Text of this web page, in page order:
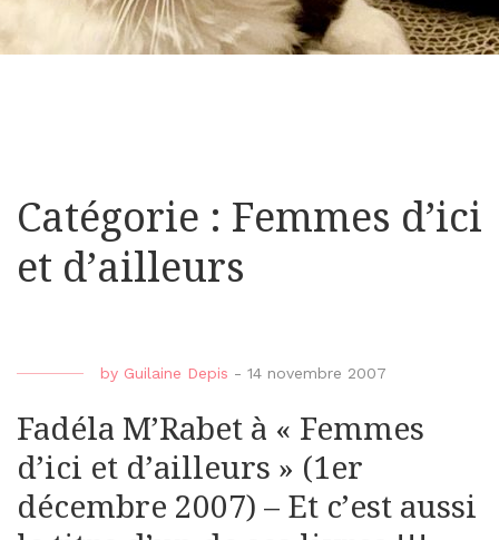
Catégorie : Femmes d’ici
et d’ailleurs
by Guilaine Depis - 14 novembre 2007
Fadéla M’Rabet à « Femmes
d’ici et d’ailleurs » (1er
décembre 2007) – Et c’est aussi